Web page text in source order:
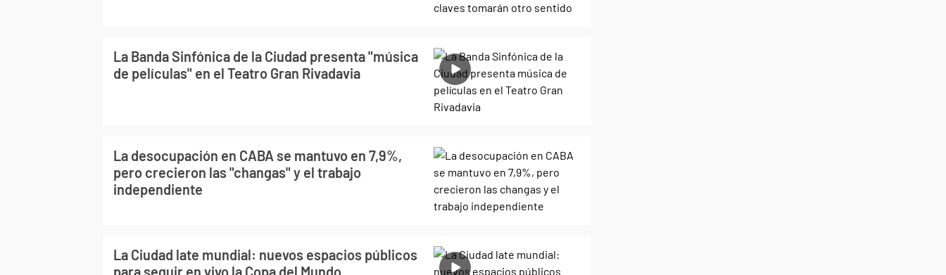
La Banda Sinfónica de la Ciudad presenta "música
de películas" en el Teatro Gran Rivadavia
La desocupación en CABA se mantuvo en 7,9%,
pero crecieron las "changas" y el trabajo
independiente
La Ciudad late mundial: nuevos espacios públicos
para seguir en vivo la Copa del Mundo